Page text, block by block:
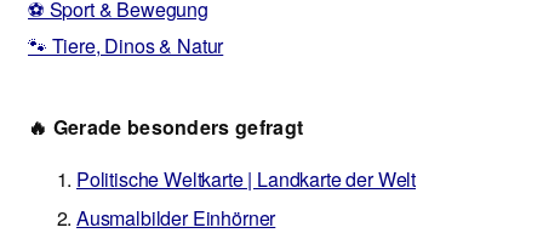
⚽ Sport & Bewegung
🐾 Tiere, Dinos & Natur
🔥 Gerade besonders gefragt
Politische Weltkarte | Landkarte der Welt
Ausmalbilder Einhörner